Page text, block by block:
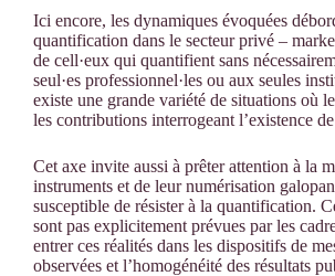
Ici encore, les dynamiques évoquées
quantification dans le secteur privé –
de cell·eux qui quantifient sans
seul·es professionnel·les ou aux seules
existe une grande variété de situations où
les contributions interrogeant l’existence
Cet axe invite aussi à prêter attention à la
instruments et de leur numérisation
susceptible de résister à la quantification.
sont pas explicitement prévues par les
entrer ces réalités dans les dispositifs de
observées et l’homogénéité des résultats